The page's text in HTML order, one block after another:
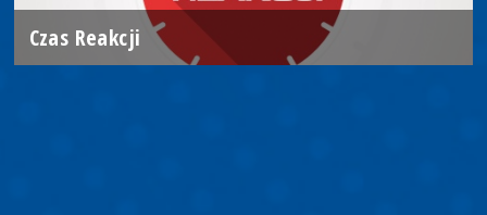
Czas Reakcji